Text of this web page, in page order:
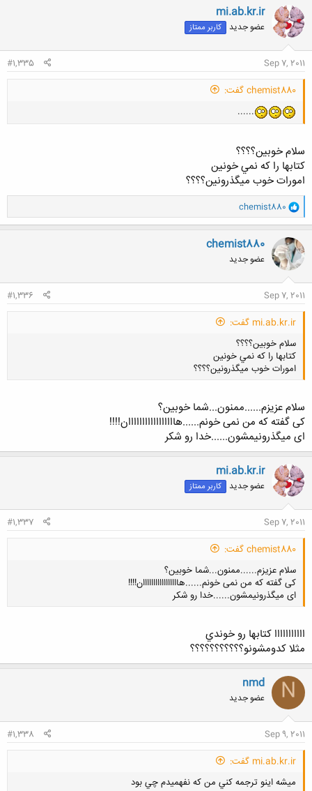
mi.ab.kr.ir
عضو جدید کاربر ممتاز
Sep 7, 2011
#1,335
chemist880 گفت:
......
سلام خوبين؟؟؟؟
كتابها را كه نمي خونين
امورات خوب ميگذرونين؟؟؟؟
و
ا
ک
ن
ش
ه
ا
chemist880
chemist880
عضو جدید
Sep 7, 2011
#1,336
mi.ab.kr.ir گفت:
سلام خوبين؟؟؟؟
كتابها را كه نمي خونين
امورات خوب ميگذرونين؟؟؟؟
کلیک کنید تا باز شود...
سلام عزیزم......ممنون...شما خوبین؟
کی گفته که من نمی خونم......هااااااااااااااااان!!!!
ای میگذرونیمشون......خدا رو شکر
mi.ab.kr.ir
عضو جدید کاربر ممتاز
Sep 7, 2011
#1,337
chemist880 گفت:
سلام عزیزم......ممنون...شما خوبین؟
کی گفته که من نمی خونم......هااااااااااااااااان!!!!
ای میگذرونیمشون......خدا رو شکر
کلیک کنید تا باز شود...
ااااااااااا كتابها رو خوندي
مثلا كدومشونو؟؟؟؟؟؟؟؟؟؟؟
N
nmd
عضو جدید
Sep 9, 2011
#1,338
mi.ab.kr.ir گفت:
ميشه اينو ترجمه كني من كه نفهميدم چي بود